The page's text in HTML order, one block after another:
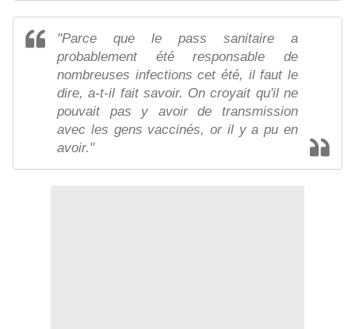
"Parce que le pass sanitaire a
probablement été responsable de
nombreuses infections cet été, il faut le
dire, a-t-il fait savoir. On croyait qu'il ne
pouvait pas y avoir de transmission
avec les gens vaccinés, or il y a pu en
avoir."